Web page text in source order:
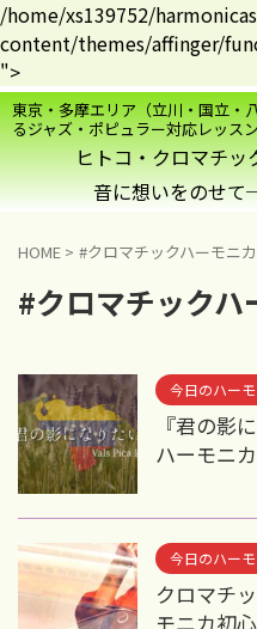
/home/xs139752/
content/themes/affinger/
">
東京・多摩エリア（立川・国立・
るジャズ・ポピュラー対応レッス
ヒトコ・クロマチッ
HOME > #クロマチックハーモニ
#クロマチックハ
今日のハー
『君の影
ハーモニ
今日のハー
クロマチ
モニカ初